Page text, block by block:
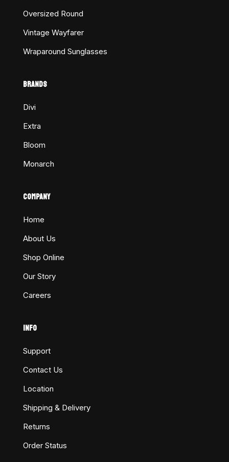
Oversized Round
Vintage Wayfarer
Wraparound Sunglasses
BRANDS
Divi
Extra
Bloom
Monarch
COMPANY
Home
About Us
Shop Online
Our Story
Careers
INFO
Support
Contact Us
Location
Shipping & Delivery
Returns
Order Status